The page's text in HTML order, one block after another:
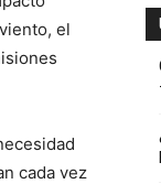
el
cada vez